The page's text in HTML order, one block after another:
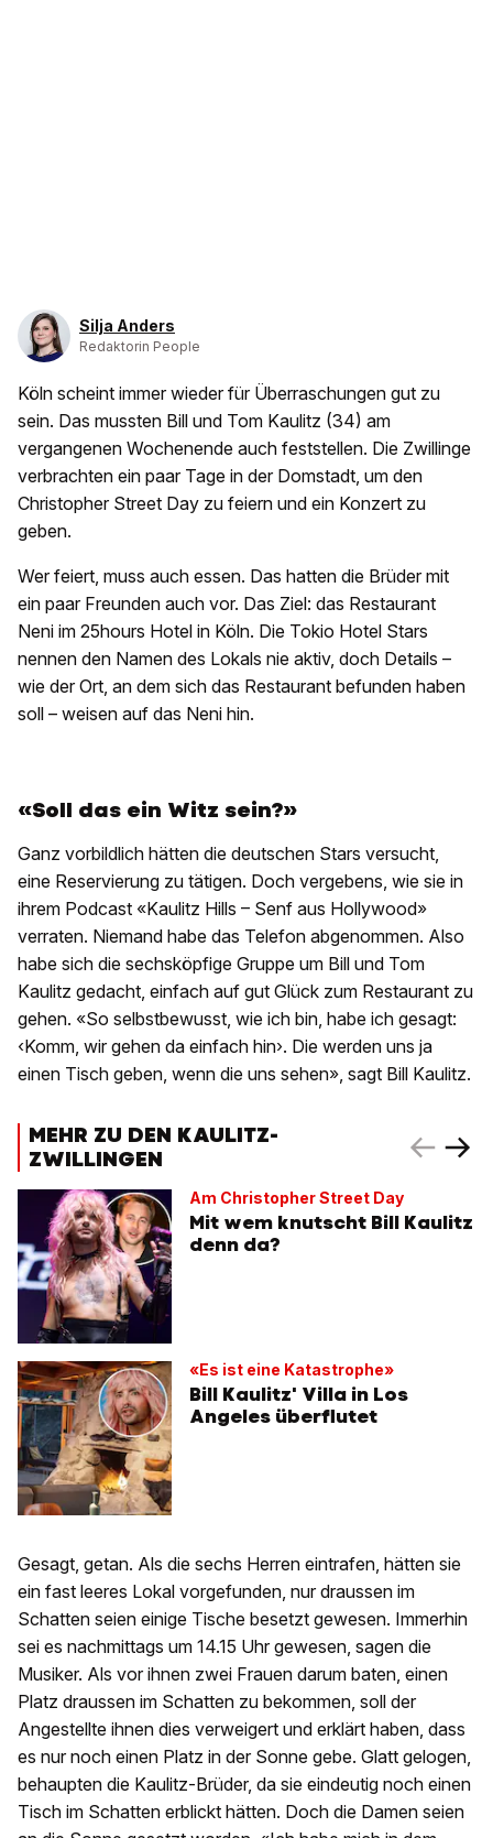
Silja Anders
Redaktorin People
Köln scheint immer wieder für Überraschungen gut zu
sein. Das mussten Bill und Tom Kaulitz (34) am
vergangenen Wochenende auch feststellen. Die Zwillinge
verbrachten ein paar Tage in der Domstadt, um den
Christopher Street Day zu feiern und ein Konzert zu
geben.
Wer feiert, muss auch essen. Das hatten die Brüder mit
ein paar Freunden auch vor. Das Ziel: das Restaurant
Neni im 25hours Hotel in Köln. Die Tokio Hotel Stars
nennen den Namen des Lokals nie aktiv, doch Details –
wie der Ort, an dem sich das Restaurant befunden haben
soll – weisen auf das Neni hin.
«Soll das ein Witz sein?»
Ganz vorbildlich hätten die deutschen Stars versucht,
eine Reservierung zu tätigen. Doch vergebens, wie sie in
ihrem Podcast «Kaulitz Hills – Senf aus Hollywood»
verraten. Niemand habe das Telefon abgenommen. Also
habe sich die sechsköpfige Gruppe um Bill und Tom
Kaulitz gedacht, einfach auf gut Glück zum Restaurant zu
gehen. «So selbstbewusst, wie ich bin, habe ich gesagt:
‹Komm, wir gehen da einfach hin›. Die werden uns ja
einen Tisch geben, wenn die uns sehen», sagt Bill Kaulitz.
MEHR ZU DEN KAULITZ-
ZWILLINGEN
Am Christopher Street Day
Mit wem knutscht Bill Kaulitz
denn da?
«Es ist eine Katastrophe»
Bill Kaulitz' Villa in Los
Angeles überflutet
Gesagt, getan. Als die sechs Herren eintrafen, hätten sie
ein fast leeres Lokal vorgefunden, nur draussen im
Schatten seien einige Tische besetzt gewesen. Immerhin
sei es nachmittags um 14.15 Uhr gewesen, sagen die
Musiker. Als vor ihnen zwei Frauen darum baten, einen
Platz draussen im Schatten zu bekommen, soll der
Angestellte ihnen dies verweigert und erklärt haben, dass
es nur noch einen Platz in der Sonne gebe. Glatt gelogen,
behaupten die Kaulitz-Brüder, da sie eindeutig noch einen
Tisch im Schatten erblickt hätten. Doch die Damen seien